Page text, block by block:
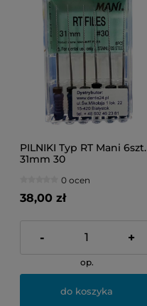
PILNIKI Typ RT Mani 6szt.
31mm 30
0 ocen
38,00 zł
- +
op.
do koszyka